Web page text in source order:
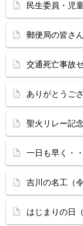
民生委員・児
郵便局の皆さ
交通死亡事故
ありがとうご
聖火リレー記
一日も早く・
吉川の名工（
はじまりの日